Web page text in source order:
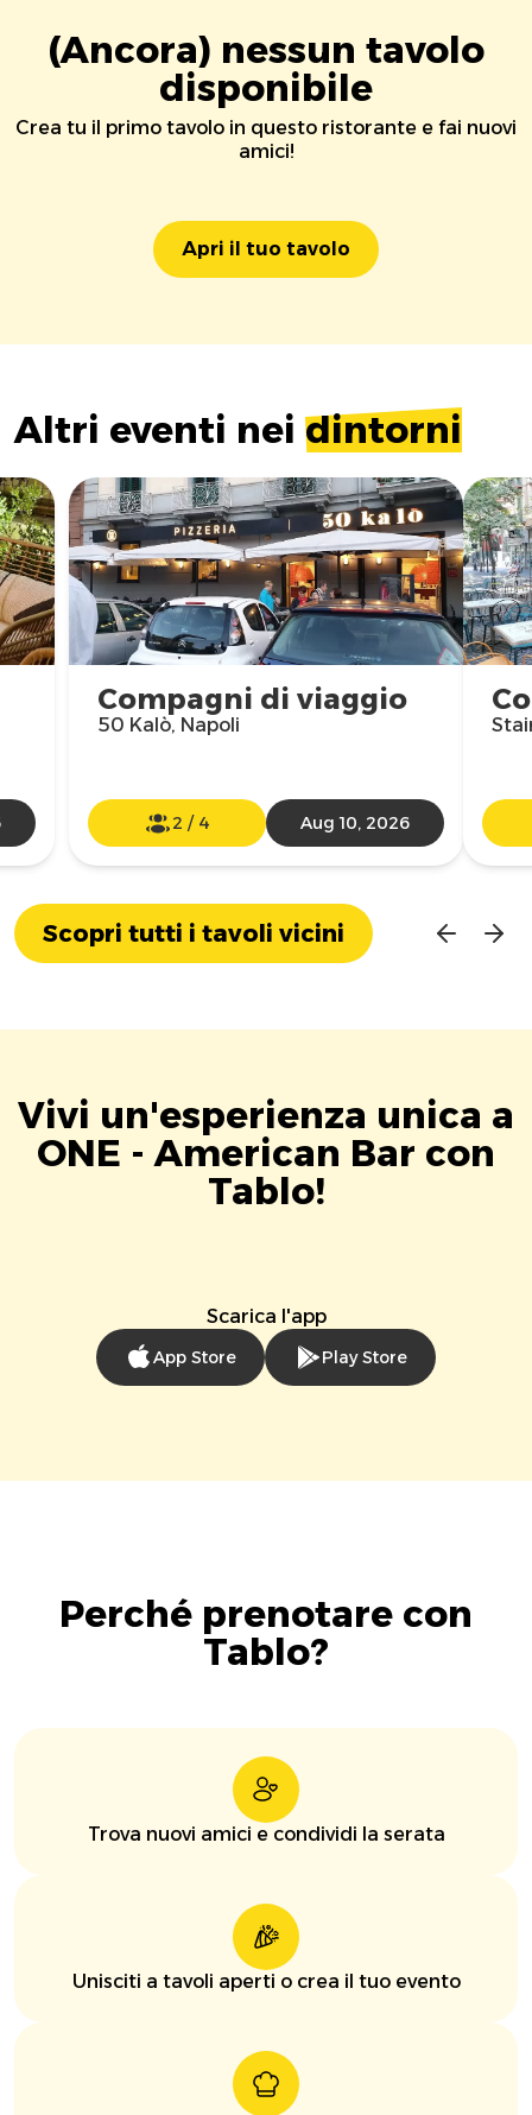
(Ancora) nessun tavolo
disponibile
Crea tu il primo tavolo in questo ristorante e fai nuovi
amici!
Apri il tuo tavolo
Altri eventi nei dintorni
Compagni di viaggio
50 Kalò, Napoli
2 / 4 Aug 10, 2026
Scopri tutti i tavoli vicini
Vivi un'esperienza unica a
ONE - American Bar con
Tablo!
Scarica l'app
App Store Play Store
Perché prenotare con
Tablo?
Trova nuovi amici e condividi la serata
Unisciti a tavoli aperti o crea il tuo evento